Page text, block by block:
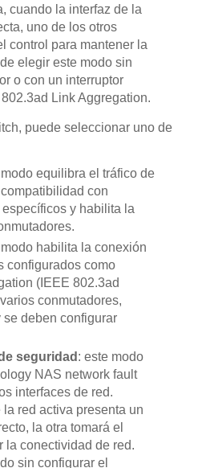
cuando la interfaz de la
uno de los otros
control para mantener la
elegir este modo sin
o con un interruptor
Link Aggregation.
puede seleccionar uno de
equilibra el tráfico de
con
y habilita la
habilita la conexión
configurados como
(IEEE 802.3ad
conmutadores,
deben configurar
seguridad : este modo
NAS network fault
interfaces de red.
red activa presenta un
la otra tomará el
la conectividad de red.
sin configurar el